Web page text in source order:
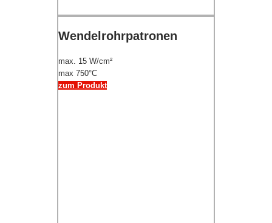
Wendelrohrpatronen
max. 15 W/cm²
max 750°C
zum Produkt